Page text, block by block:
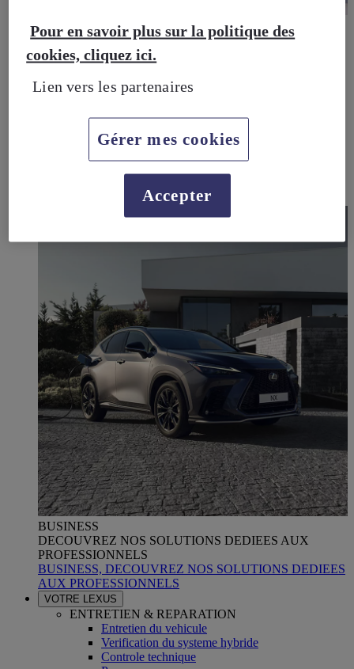
LEXUS PRÉFÉRENCE
DECOUVREZ LES VOITURES D'OCCASION
LABELLISEES LEXUS PREFERENCE
LEXUS PRÉFÉRENCE, DECOUVREZ LES VOITURES
D'OCCASION LABELLISEES LEXUS PREFERENCE
ELECTRIFIED PROGRAM
CONTACTEZ-NOUS
BUSINESS
DECOUVREZ NOS SOLUTIONS DEDIEES AUX
PROFESSIONNELS
BUSINESS, DECOUVREZ NOS SOLUTIONS DEDIEES
AUX PROFESSIONNELS
VOTRE LEXUS
ENTRETIEN & REPARATION
Entretien du vehicule
Verification du systeme hybride
Controle technique
Pour en savoir plus sur la politique des
cookies, cliquez ici.
Lien vers les partenaires
Gérer mes cookies
Accepter